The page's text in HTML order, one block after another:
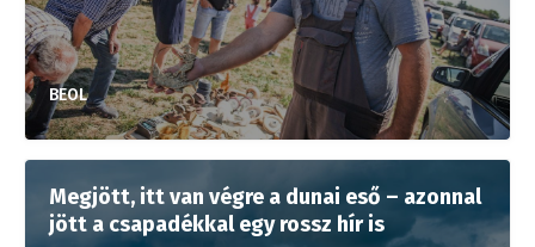
BEOL
Megjött, itt van végre a dunai eső – azonnal
jött a csapadékkal egy rossz hír is